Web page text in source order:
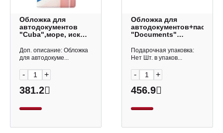
Обложка для
автодокументов
"Cuba",море, иск
Infolio
Доп. описание: Обложка
для автодокуме...
- +
381.2
Обложка для
"Documents"
1,06-211 Imige
Подарочная упаковка:
Нет Шт. в упаков...
- +
456.9